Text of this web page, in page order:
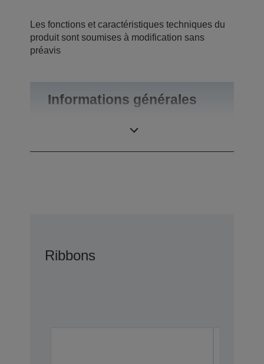
Les fonctions et caractéristiques techniques du
produit sont soumises à modification sans
préavis
Informations générales
Ribbons